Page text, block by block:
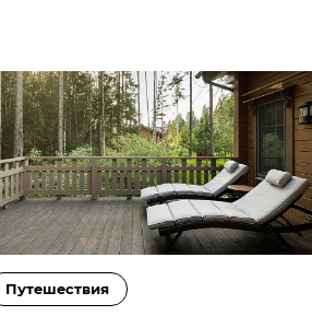
Путешествия